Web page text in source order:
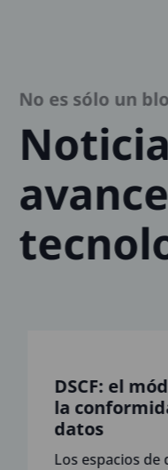
No es sólo un
DSCF: el
la
datos
Los espacios de